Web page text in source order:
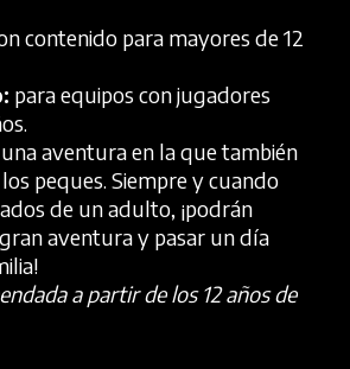
contenido para mayores de 12
para equipos con jugadores
aventura en la que también
peques. Siempre y cuando
de un adulto, ¡podrán
aventura y pasar un día
a partir de los 12 años de